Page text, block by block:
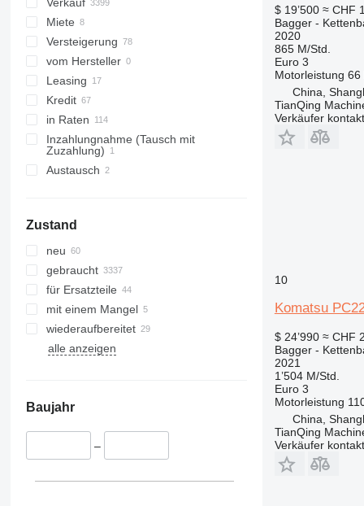
329
330
336
340
345
349
350
365
374
416
420
422
424
426
428
434
438
8016
8018
8025
8026
8030
8035
8045
8050
8052
8065
8080
8085
JS
JZ
NXT
PC110
PC118
PC120
PC128
PC130
PC138
PC150
PC160
PC170
PC210
PC220
PC228
PC240
PC270
PC290
PC360
PC390
Verkauf
Miete
Versteigerung
vom Hersteller
Leasing
Kredit
in Raten
Inzahlungnahme (Tausch mit
Zuzahlung)
Austausch
Zustand
neu
gebraucht
für Ersatzteile
mit einem Mangel
wiederaufbereitet
alle anzeigen
Baujahr
–
$ 19’500 ≈ CHF
Bagger -
2020
865 M/Std.
Euro 3
Motorleistung 66
China,
TianQing
Verkäufer
10
Komatsu
$ 24’990 ≈ CHF
Bagger -
2021
1’504 M/Std.
Euro 3
Motorleistung
China,
TianQing
Verkäufer